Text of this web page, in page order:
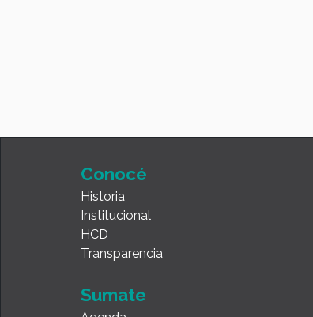
Conocé
Historia
Institucional
HCD
Transparencia
Sumate